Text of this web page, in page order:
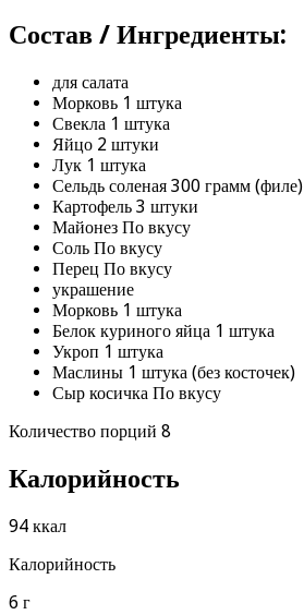
Состав / Ингредиенты:
для салата
Морковь 1 штука
Свекла 1 штука
Яйцо 2 штуки
Лук 1 штука
Сельдь соленая 300 грамм (филе)
Картофель 3 штуки
Майонез По вкусу
Соль По вкусу
Перец По вкусу
украшение
Морковь 1 штука
Белок куриного яйца 1 штука
Укроп 1 штука
Маслины 1 штука (без косточек)
Сыр косичка По вкусу
Количество порций 8
Калорийность
94 ккал
Калорийность
6 г